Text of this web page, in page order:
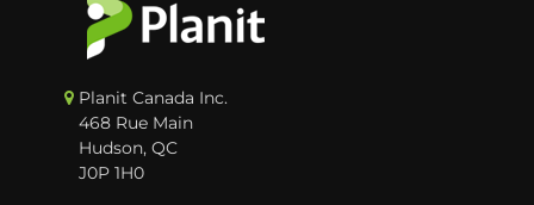
Planit Canada Inc.
468 Rue Main
Hudson, QC
J0P 1H0